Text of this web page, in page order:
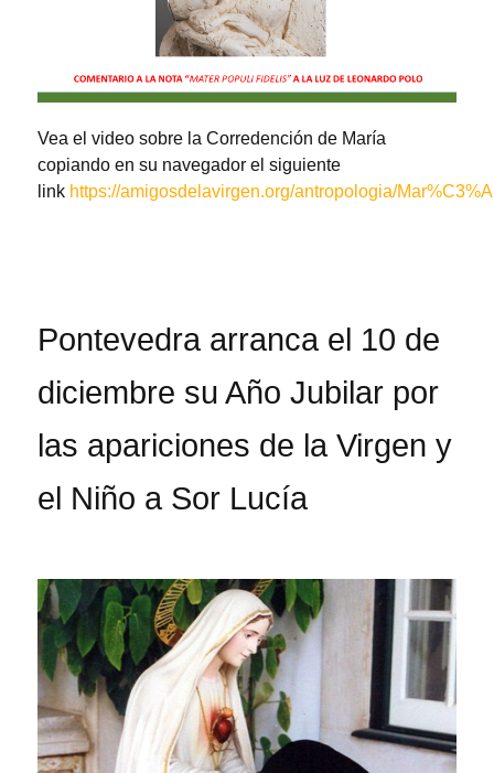
Vea el video sobre la Corredención de María
copiando en su navegador el siguiente
link https://amigosdelavirgen.org/antropologia/
Pontevedra arranca el 10 de
diciembre su Año Jubilar por
las apariciones de la Virgen y
el Niño a Sor Lucía